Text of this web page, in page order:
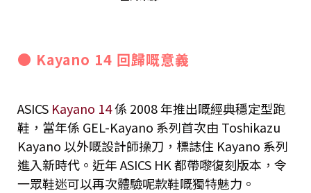
● Kayano 14 回歸嘅意義
ASICS Kayano 14係 2008 年推出嘅經典穩定型跑
鞋，當年係 GEL-Kayano 系列首次由 Toshikazu
Kayano 以外嘅設計師操刀，標誌住 Kayano 系列
進入新時代。近年 ASICS HK 都帶嚟復刻版本，令
一眾鞋迷可以再次體驗呢款鞋嘅獨特魅力。